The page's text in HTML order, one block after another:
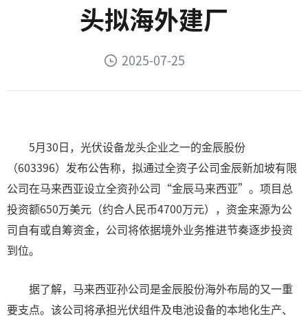
头拟海外建厂
2025-07-25
5月30日，光伏设备龙头企业之一的金辰股份
（603396）发布公告称，拟通过全资子公司金辰新加坡有限
公司在马来西亚设立全资孙公司“金辰马来西亚”。项目总
投资额650万美元（约合人民币4700万元），资金来源为公
司自有或自筹资金，公司将依据境外业务推进节奏逐步投资
到位。
据了解，马来西亚孙公司是金辰股份海外布局的又一重
要支点。该公司将承担光伏组件及电池设备的本地化生产、